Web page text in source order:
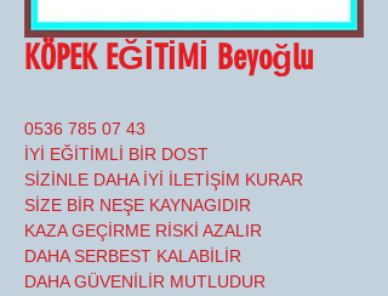
KÖPEK EĞİTİMİ Beyoğlu
0536 785 07 43
İYİ EĞİTİMLİ BİR DOST
SİZİNLE DAHA İYİ İLETİŞİM KURAR
SİZE BİR NEŞE KAYNAGIDIR
KAZA GEÇİRME RİSKİ AZALIR
DAHA SERBEST KALABİLİR
DAHA GÜVENİLİR MUTLUDUR